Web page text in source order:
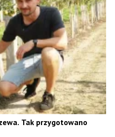
Tak przygotowano